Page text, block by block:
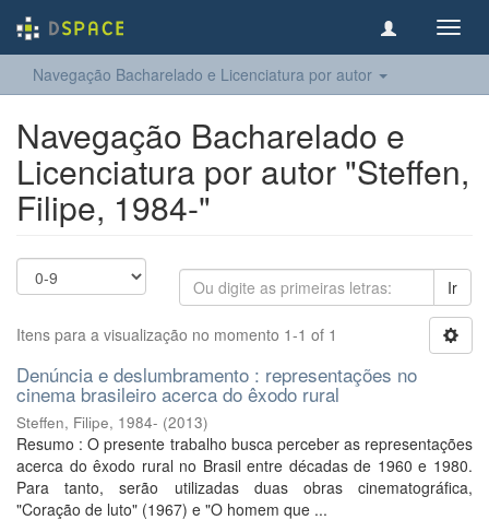
Navegação Bacharelado e Licenciatura por autor
Navegação Bacharelado e
Licenciatura por autor "Steffen,
Filipe, 1984-"
Ir
Itens para a visualização no momento 1-1 of 1
Denúncia e deslumbramento : representações no
cinema brasileiro acerca do êxodo rural
Steffen, Filipe, 1984- (2013)
Resumo : O presente trabalho busca perceber as representações
acerca do êxodo rural no Brasil entre décadas de 1960 e 1980.
Para tanto, serão utilizadas duas obras cinematográfica,
"Coração de luto" (1967) e "O homem que ...